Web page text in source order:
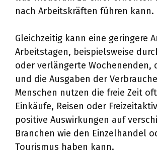
nach Arbeitskräften führen kann.
Gleichzeitig kann eine geringere
Arbeitstagen, beispielsweise
oder verlängerte Wochenenden,
und die Ausgaben der
Menschen nutzen die freie Zeit
Einkäufe, Reisen oder
positive Auswirkungen auf
Branchen wie den Einzelhandel
Tourismus haben kann.